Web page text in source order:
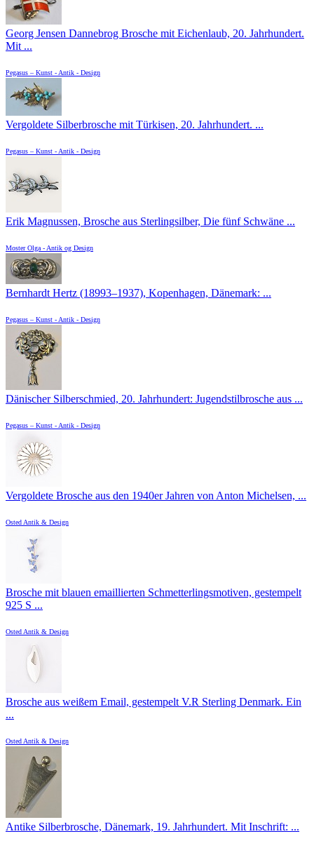
Georg Jensen Dannebrog Brosche mit Eichenlaub, 20. Jahrhundert.
Mit ...
Pegasus – Kunst - Antik - Design
Vergoldete Silberbrosche mit Türkisen, 20. Jahrhundert. ...
Pegasus – Kunst - Antik - Design
Erik Magnussen, Brosche aus Sterlingsilber, Die fünf Schwäne ...
Moster Olga - Antik og Design
Bernhardt Hertz (18993–1937), Kopenhagen, Dänemark: ...
Pegasus – Kunst - Antik - Design
Dänischer Silberschmied, 20. Jahrhundert: Jugendstilbrosche aus ...
Pegasus – Kunst - Antik - Design
Vergoldete Brosche aus den 1940er Jahren von Anton Michelsen, ...
Osted Antik & Design
Brosche mit blauen emaillierten Schmetterlingsmotiven, gestempelt
925 S ...
Osted Antik & Design
Brosche aus weißem Email, gestempelt V.R Sterling Denmark. Ein
...
Osted Antik & Design
Antike Silberbrosche, Dänemark, 19. Jahrhundert. Mit Inschrift: ...